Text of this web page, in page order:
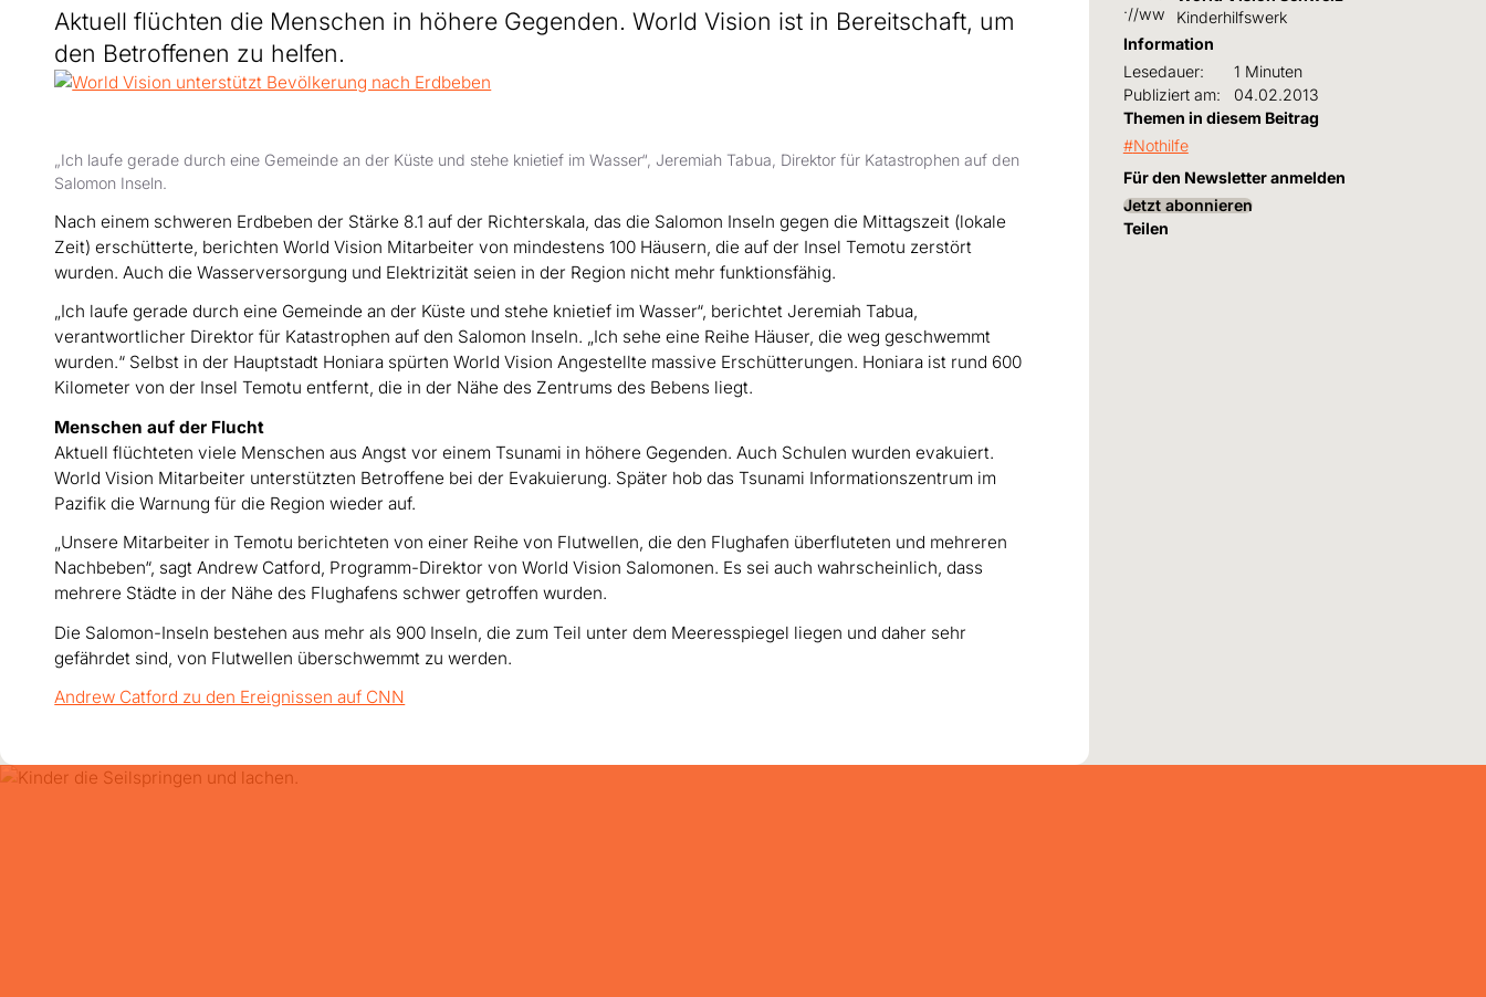
Aktuell flüchten die Menschen in höhere Gegenden. World Vision ist in Bereitschaft, um
den Betroffenen zu helfen.
„Ich laufe gerade durch eine Gemeinde an der Küste und stehe knietief im Wasser“, Jeremiah Tabua, Direktor für Katastrophen auf den
Salomon Inseln.
Nach einem schweren Erdbeben der Stärke 8.1 auf der Richterskala, das die Salomon Inseln gegen die Mittagszeit (lokale
Zeit) erschütterte, berichten World Vision Mitarbeiter von mindestens 100 Häusern, die auf der Insel Temotu zerstört
wurden. Auch die Wasserversorgung und Elektrizität seien in der Region nicht mehr funktionsfähig.
„Ich laufe gerade durch eine Gemeinde an der Küste und stehe knietief im Wasser“, berichtet Jeremiah Tabua,
verantwortlicher Direktor für Katastrophen auf den Salomon Inseln. „Ich sehe eine Reihe Häuser, die weg geschwemmt
wurden.“ Selbst in der Hauptstadt Honiara spürten World Vision Angestellte massive Erschütterungen. Honiara ist rund 600
Kilometer von der Insel Temotu entfernt, die in der Nähe des Zentrums des Bebens liegt.
Menschen auf der Flucht
Aktuell flüchteten viele Menschen aus Angst vor einem Tsunami in höhere Gegenden. Auch Schulen wurden evakuiert.
World Vision Mitarbeiter unterstützten Betroffene bei der Evakuierung. Später hob das Tsunami Informationszentrum im
Pazifik die Warnung für die Region wieder auf.
„Unsere Mitarbeiter in Temotu berichteten von einer Reihe von Flutwellen, die den Flughafen überfluteten und mehreren
Nachbeben“, sagt Andrew Catford, Programm-Direktor von World Vision Salomonen. Es sei auch wahrscheinlich, dass
mehrere Städte in der Nähe des Flughafens schwer getroffen wurden.
Die Salomon-Inseln bestehen aus mehr als 900 Inseln, die zum Teil unter dem Meeresspiegel liegen und daher sehr
gefährdet sind, von Flutwellen überschwemmt zu werden.
Andrew Catford zu den Ereignissen auf CNN
Kinderhilfswerk
Information
Lesedauer:
1 Minuten
Publiziert am:
04.02.2013
Themen in diesem Beitrag
Nothilfe
Für den Newsletter anmelden
Jetzt abonnieren
Teilen